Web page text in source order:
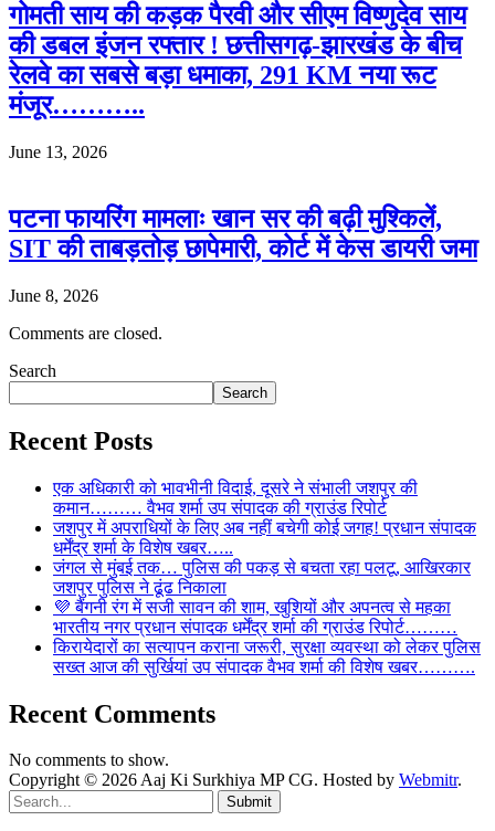
गोमती साय की कड़क पैरवी और सीएम विष्णुदेव साय
की डबल इंजन रफ्तार ! छत्तीसगढ़-झारखंड के बीच
रेलवे का सबसे बड़ा धमाका, 291 KM नया रूट
मंजूर………..
June 13, 2026
पटना फायरिंग मामलाः खान सर की बढ़ी मुश्किलें,
SIT की ताबड़तोड़ छापेमारी, कोर्ट में केस डायरी जमा
June 8, 2026
Comments are closed.
Search
Search
Recent Posts
एक अधिकारी को भावभीनी विदाई, दूसरे ने संभाली जशपुर की
कमान……… वैभव शर्मा उप संपादक की ग्राउंड रिपोर्ट
जशपुर में अपराधियों के लिए अब नहीं बचेगी कोई जगह! प्रधान संपादक
धर्मेंद्र शर्मा के विशेष खबर…..
जंगल से मुंबई तक… पुलिस की पकड़ से बचता रहा पलटू, आखिरकार
जशपुर पुलिस ने ढूंढ निकाला
💜 बैंगनी रंग में सजी सावन की शाम, खुशियों और अपनत्व से महका
भारतीय नगर प्रधान संपादक धर्मेंद्र शर्मा की ग्राउंड रिपोर्ट………
किरायेदारों का सत्यापन कराना जरूरी, सुरक्षा व्यवस्था को लेकर पुलिस
सख्त आज की सुर्खियां उप संपादक वैभव शर्मा की विशेष खबर……….
Recent Comments
No comments to show.
Copyright © 2026 Aaj Ki Surkhiya MP CG. Hosted by Webmitr.
Submit